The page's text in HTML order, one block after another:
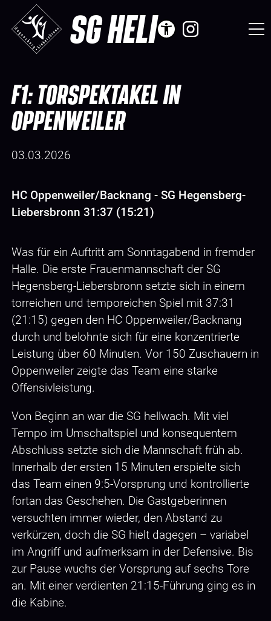
SG HELI
F1: TORSPEKTAKEL IN
OPPENWEILER
03.03.2026
HC Oppenweiler/Backnang - SG Hegensberg-
Liebersbronn 31:37 (15:21)
Was für ein Auftritt am Sonntagabend in fremder
Halle. Die erste Frauenmannschaft der SG
Hegensberg-Liebersbronn setzte sich in einem
torreichen und temporeichen Spiel mit 37:31
(21:15) gegen den HC Oppenweiler/Backnang
durch und belohnte sich für eine konzentrierte
Leistung über 60 Minuten. Vor 150 Zuschauern in
Oppenweiler zeigte das Team eine starke
Offensivleistung.
Von Beginn an war die SG hellwach. Mit viel
Tempo im Umschaltspiel und konsequentem
Abschluss setzte sich die Mannschaft früh ab.
Innerhalb der ersten 15 Minuten erspielte sich
das Team einen 9:5-Vorsprung und kontrollierte
fortan das Geschehen. Die Gastgeberinnen
versuchten immer wieder, den Abstand zu
verkürzen, doch die SG hielt dagegen – variabel
im Angriff und aufmerksam in der Defensive. Bis
zur Pause wuchs der Vorsprung auf sechs Tore
an. Mit einer verdienten 21:15-Führung ging es in
die Kabine.